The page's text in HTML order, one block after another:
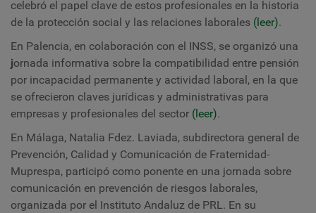
celebró el papel clave de estos profesionales en la historia
de la protección social y las relaciones laborales (leer).
En Palencia, en colaboración con el INSS, se organizó una
jornada informativa sobre la compatibilidad entre pensión
por incapacidad permanente y actividad laboral, en la que
se ofrecieron claves jurídicas y administrativas para
empresas y profesionales del sector (leer).
En Málaga, Natalia Fdez. Laviada, subdirectora general de
Prevención, Calidad y Comunicación de Fraternidad-
Muprespa, participó como ponente en una jornada sobre
comunicación en prevención de riesgos laborales,
organizada por el Instituto Andaluz de PRL. En su